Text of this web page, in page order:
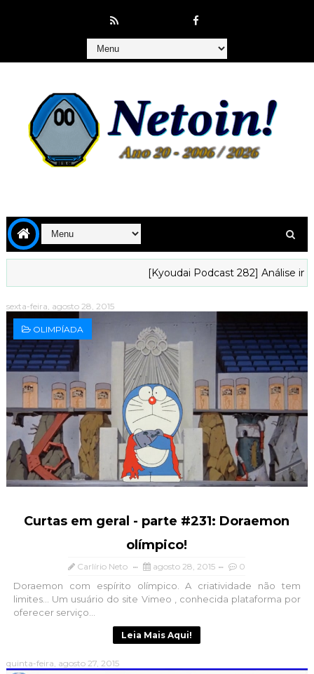
[Kyoudai Podcast 282] Análise inicial
sexta-feira, agosto 28, 2015
OLIMPÍADA
Curtas em geral - parte #231: Doraemon
olímpico!
Carlírio Neto agosto 28, 2015 0
Doraemon com espírito olímpico. A criatividade não tem
limites... Um usuário do site Vimeo , conhecida plataforma por
oferecer serviço...
Leia Mais Aqui!
quinta-feira, agosto 27, 2015